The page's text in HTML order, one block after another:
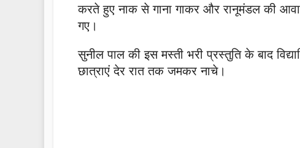
करते हुए नाक से गाना गाकर और रानूमंडल की
गए।
सुनील पाल की इस मस्ती भरी प्रस्तुति के बाद
छात्राएं देर रात तक जमकर नाचे।